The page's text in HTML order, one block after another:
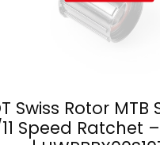
Swiss Rotor MTB
Speed Ratchet